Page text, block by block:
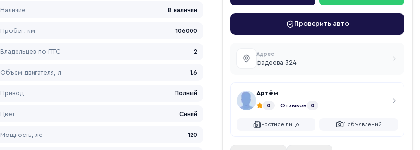
Проверить авто
Адрес
фадеева 324
Артём
0 Отзывов 0
Частное лицо 1 объявлений
Наличие В наличии
Пробег, км 106000
Владельцев по ПТС 2
Объем двигателя, л 1.6
Привод Полный
Цвет Синий
Мощность, лс 120